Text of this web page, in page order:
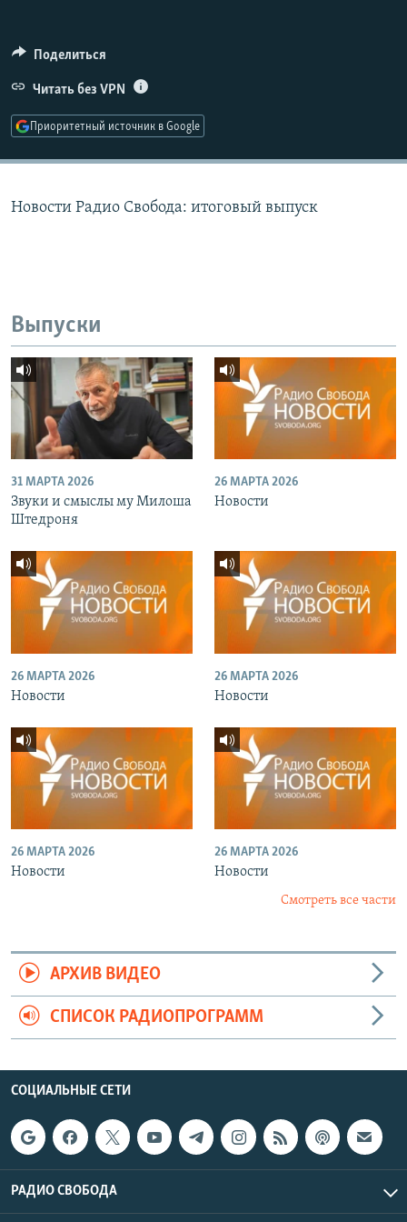
ПОДПИШИТЕСЬ НА РАССЫЛКУ
СОЦИАЛЬНЫЕ СЕТИ
Поделиться
Читать без VPN
Приоритетный источник в Google
Новости Радио Свобода: итоговый выпуск
Выпуски
31 МАРТА 2026
Звуки и смыслы му Милоша
Штедроня
26 МАРТА 2026
Новости
26 МАРТА 2026
Новости
26 МАРТА 2026
Новости
26 МАРТА 2026
Новости
26 МАРТА 2026
Новости
Смотреть все части
АРХИВ ВИДЕО
СПИСОК РАДИОПРОГРАММ
СОЦИАЛЬНЫЕ СЕТИ
РАДИО СВОБОДА